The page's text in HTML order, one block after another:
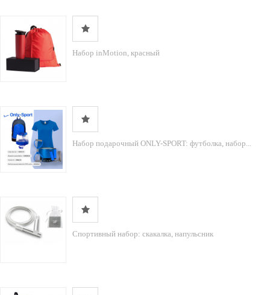
Набор inMotion, красный
Набор подарочный ONLY-SPORT: футболка, набор...
Спортивный набор: скакалка, напульсник